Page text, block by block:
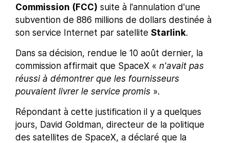
Commission (FCC) suite à l'annulation d'une
subvention de 886 millions de dollars destinée à
son service Internet par satellite Starlink.
Dans sa décision, rendue le 10 août dernier, la
commission affirmait que SpaceX « n'avait pas
réussi à démontrer que les fournisseurs
pouvaient livrer le service promis ».
Répondant à cette justification il y a quelques
jours, David Goldman, directeur de la politique
des satellites de SpaceX, a déclaré que la